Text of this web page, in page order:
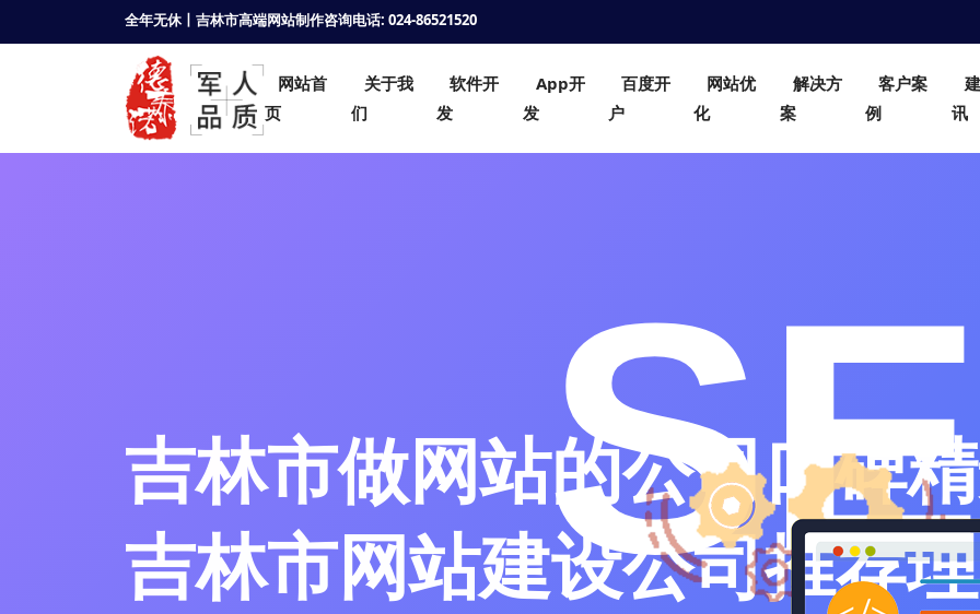
全年无休丨吉林市高端网站制作咨询电话: 024-86521520
网站首
页
关于我
们
软件开
发
App开
发
百度开
户
网站优
化
解决方
案
客户案
例
讯
吉林市做网站的公司口碑
吉林市网站建设公司推荐